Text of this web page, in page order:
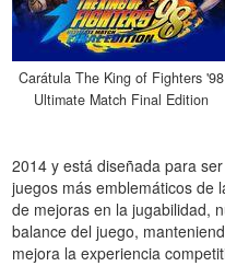
Carátula The King of Fighters '98
Ultimate Match Final Edition
2014 y está diseñada para
juegos más emblemáticos de
de mejoras en la jugabilidad,
balance del juego,
mejora la experiencia